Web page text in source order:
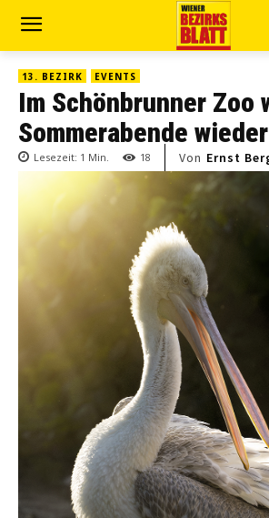
13. BEZIRK EVENTS
Im Schönbrunner Zoo
Sommerabende
Lesezeit: 1 Min. 18 Von Ernst